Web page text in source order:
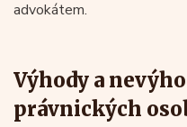
advokátem.
Výhody a
právnických